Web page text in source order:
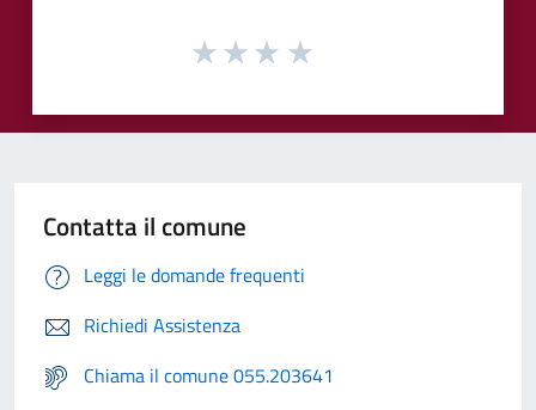
Contatta il comune
Leggi le domande frequenti
Richiedi Assistenza
Chiama il comune 055.203641